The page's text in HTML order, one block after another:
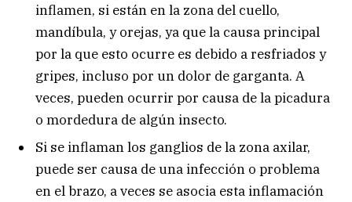
inflamen, si están en la zona del cuello,
mandíbula, y orejas, ya que la causa principal
por la que esto ocurre es debido a resfriados y
gripes, incluso por un dolor de garganta. A
veces, pueden ocurrir por causa de la picadura
o mordedura de algún insecto.
Si se inflaman los ganglios de la zona axilar,
puede ser causa de una infección o problema
en el brazo, a veces se asocia esta inflamación